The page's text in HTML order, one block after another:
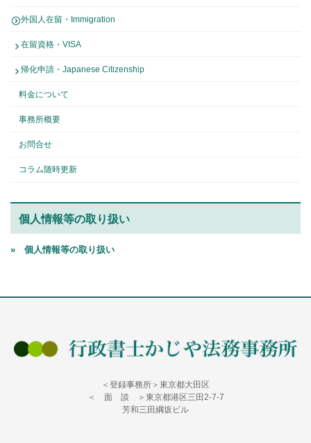
外国人在留・Immigration
在留資格・VISA
帰化申請・Japanese Citizenship
料金について
事務所概要
お問合せ
コラム随時更新
個人情報等の取り扱い
» 個人情報等の取り扱い
＜登録事務所＞東京都大田区
＜ 面 談 ＞東京都港区三田2-7-7
芳和三田綱坂ビル